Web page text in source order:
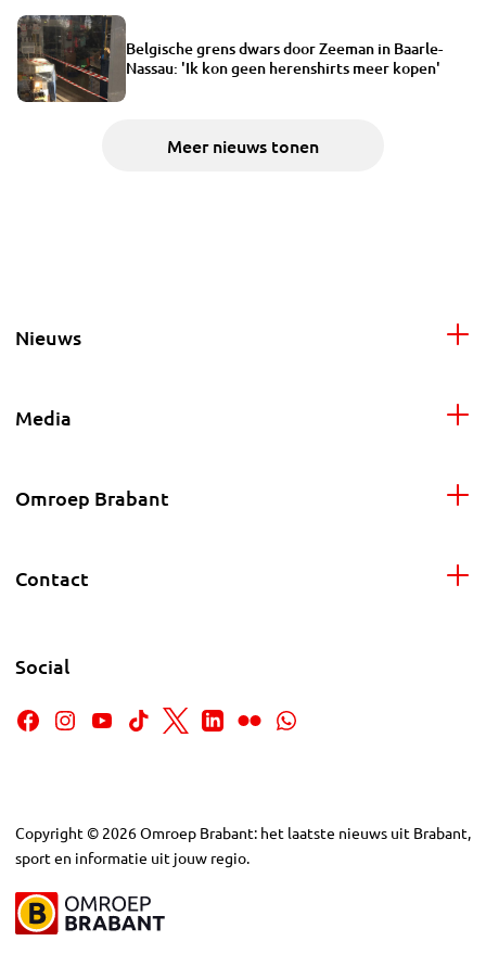
Belgische grens dwars door Zeeman in Baarle-
Nassau: 'Ik kon geen herenshirts meer kopen'
Meer nieuws tonen
Nieuws
Media
Omroep Brabant
Contact
Social
Copyright © 2026Omroep Brabant: het laatste nieuws uit Brabant,
sport en informatie uit jouw regio.